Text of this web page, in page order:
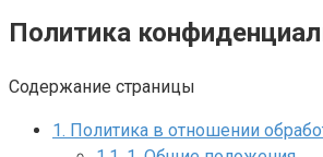
Политика
Содержание страницы
1. Политика в отношении